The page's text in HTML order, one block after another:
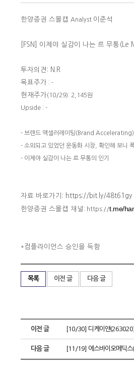
한양증권 스몰캡 Analyst 이준석
[FSN] 이제야 실감이 나는 르 무통(Le
투자의견: N.R
목표주가 : -
현재주가(10/29): 2,145원
Upside : -
- 브랜드 액셀러레이팅(Brand Accelerating)
- 소외되고 있었던 운동화 시장, 확인해 보니
- 이제야 실감이 나는 르 무통의 인기
자료 바로가기: https://bit.ly/48t61gy
한양증권 스몰캡 채널 : https://t.me/
*컴플라이언스 승인을 득함
목록 이전 글 다음 글
이전 글 [10/30] 디케이앤
다음 글 [11/19] 에스바이오메딕스